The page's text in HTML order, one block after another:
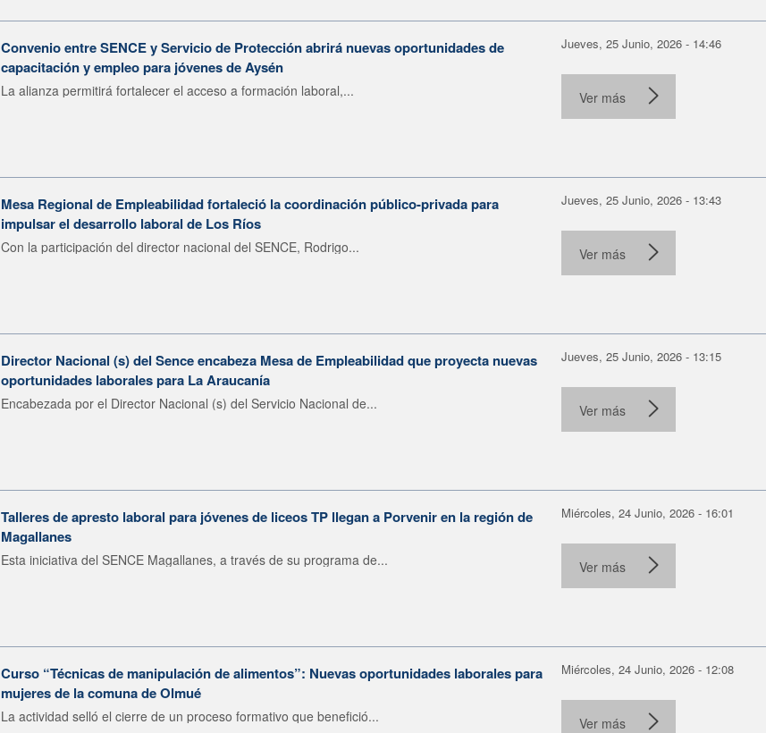
Convenio entre SENCE y Servicio de Protección abrirá nuevas oportunidades de
capacitación y empleo para jóvenes de Aysén
La alianza permitirá fortalecer el acceso a formación laboral,...
Jueves, 25 Junio, 2026 - 14:46
Ver más
Mesa Regional de Empleabilidad fortaleció la coordinación público-privada para
impulsar el desarrollo laboral de Los Ríos
Con la participación del director nacional del SENCE, Rodrigo...
Jueves, 25 Junio, 2026 - 13:43
Ver más
Director Nacional (s) del Sence encabeza Mesa de Empleabilidad que proyecta nuevas
oportunidades laborales para La Araucanía
Encabezada por el Director Nacional (s) del Servicio Nacional de...
Jueves, 25 Junio, 2026 - 13:15
Ver más
Talleres de apresto laboral para jóvenes de liceos TP llegan a Porvenir en la región de
Magallanes
Esta iniciativa del SENCE Magallanes, a través de su programa de...
Miércoles, 24 Junio, 2026 - 16:01
Ver más
Curso “Técnicas de manipulación de alimentos”: Nuevas oportunidades laborales para
mujeres de la comuna de Olmué
La actividad selló el cierre de un proceso formativo que benefició...
Miércoles, 24 Junio, 2026 - 12:08
Ver más